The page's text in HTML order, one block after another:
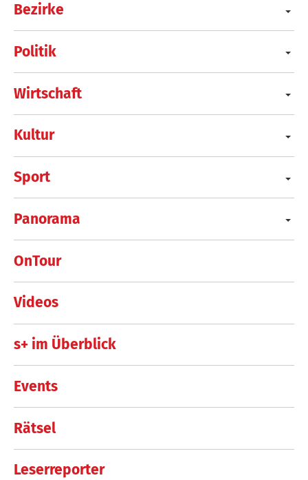
Bezirke
Politik
Wirtschaft
Kultur
Sport
Panorama
OnTour
Videos
s+ im Überblick
Events
Rätsel
Leserreporter